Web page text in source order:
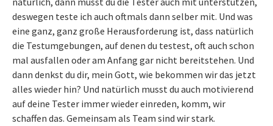
deswegen teste ich auch oftmals dann selber mit. Und was
eine ganz, ganz große Herausforderung ist, dass natürlich
die Testumgebungen, auf denen du testest, oft auch schon
mal ausfallen oder am Anfang gar nicht bereitstehen. Und
dann denkst du dir, mein Gott, wie bekommen wir das jetzt
alles wieder hin? Und natürlich musst du auch motivierend
auf deine Tester immer wieder einreden, komm, wir
schaffen das. Gemeinsam als Team sind wir stark.